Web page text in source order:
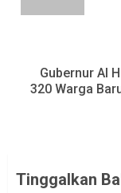
Next
Gubernur Al
320 Warga
Tinggalkan